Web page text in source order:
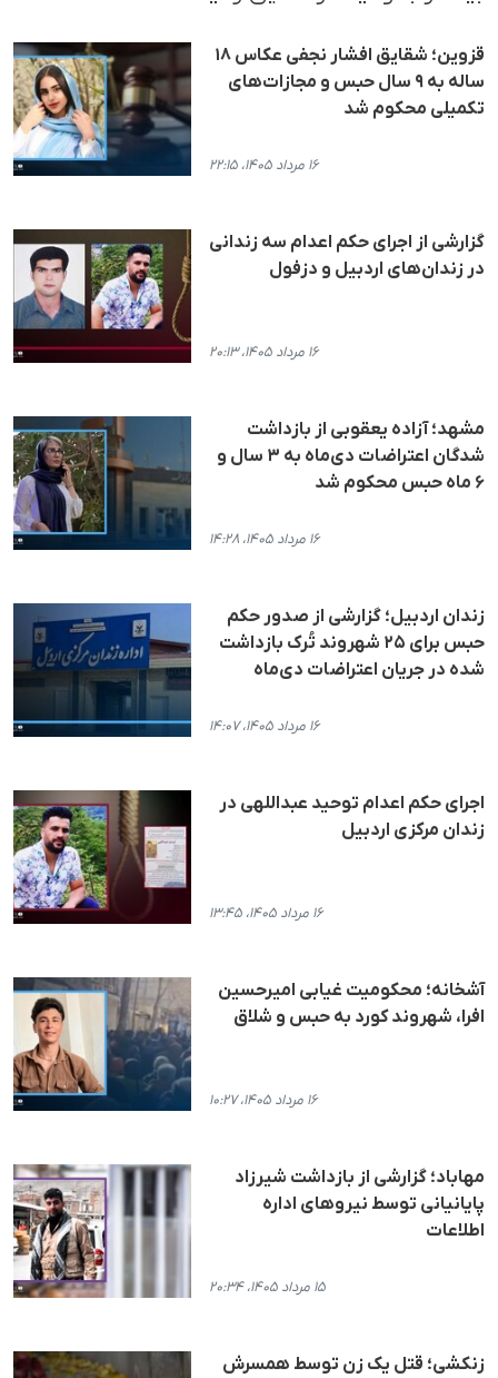
قزوین؛ شقایق افشار نجفی عکاس ۱۸
ساله به ۹ سال حبس و مجازات‌های
تکمیلی محکوم شد
۱۶ مرداد ۱۴۰۵، ۲۲:۱۵
گزارشی از اجرای حکم اعدام سه زندانی
در زندان‌های اردبیل و دزفول
۱۶ مرداد ۱۴۰۵، ۲۰:۱۳
مشهد؛ آزاده یعقوبی از بازداشت
شدگان اعتراضات دی‌ماه به ۳ سال و
۶ ماه حبس محکوم شد
۱۶ مرداد ۱۴۰۵، ۱۴:۲۸
زندان اردبیل؛ گزارشی از صدور حکم
حبس برای ۲۵ شهروند تُرک بازداشت
شده در جریان اعتراضات دی‌ماه
۱۶ مرداد ۱۴۰۵، ۱۴:۰۷
اجرای حکم اعدام توحید عبداللهی در
زندان مرکزی اردبیل
۱۶ مرداد ۱۴۰۵، ۱۳:۴۵
آشخانه؛ محکومیت غیابی امیرحسین
افرا، شهروند کورد به حبس و شلاق
۱۶ مرداد ۱۴۰۵، ۱۰:۲۷
مهاباد؛ گزارشی از بازداشت شیرزاد
پایانیانی توسط نیروهای اداره
اطلاعات
۱۵ مرداد ۱۴۰۵، ۲۰:۳۴
زنکشی؛ قتل یک زن توسط همسرش